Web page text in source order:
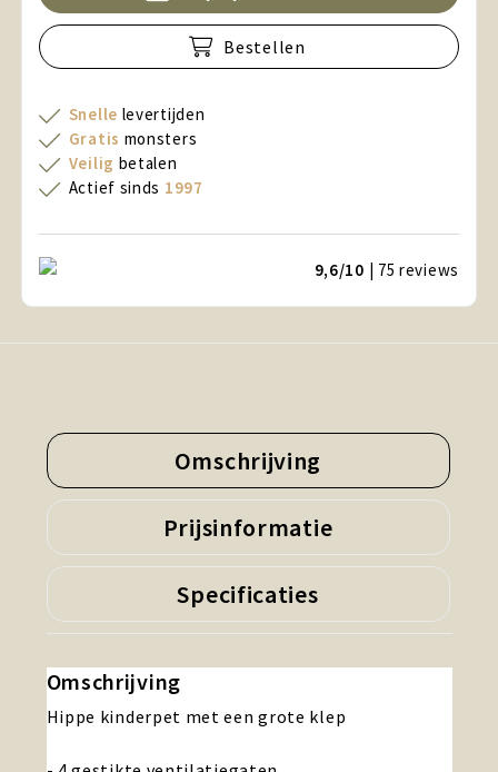
Bestellen
Snelle levertijden
Gratis monsters
Veilig betalen
Actief sinds 1997
9,6/10 | 75reviews
Omschrijving
Prijsinformatie
Specificaties
Omschrijving
Hippe kinderpet met een grote klep